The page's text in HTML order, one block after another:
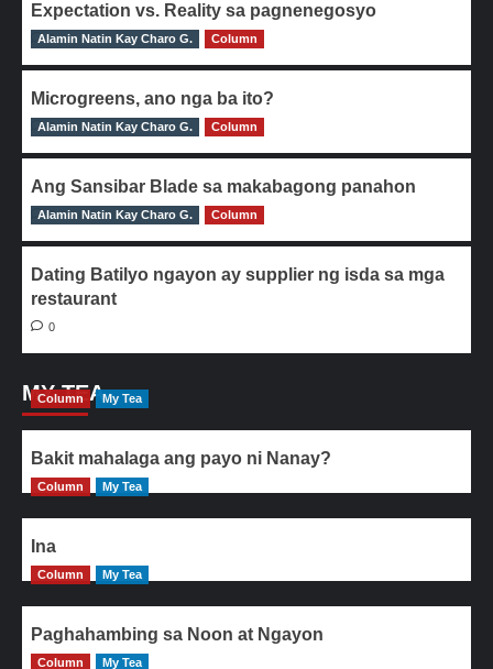
Expectation vs. Reality sa pagnenegosyo
0
Alamin Natin Kay Charo G. Column
Microgreens, ano nga ba ito?
0
Alamin Natin Kay Charo G. Column
Ang Sansibar Blade sa makabagong panahon
0
Alamin Natin Kay Charo G. Column
Dating Batilyo ngayon ay supplier ng isda sa mga
restaurant
0
MY TEA
Column My Tea
Bakit mahalaga ang payo ni Nanay?
Column My Tea
Ina
Column My Tea
Paghahambing sa Noon at Ngayon
Column My Tea